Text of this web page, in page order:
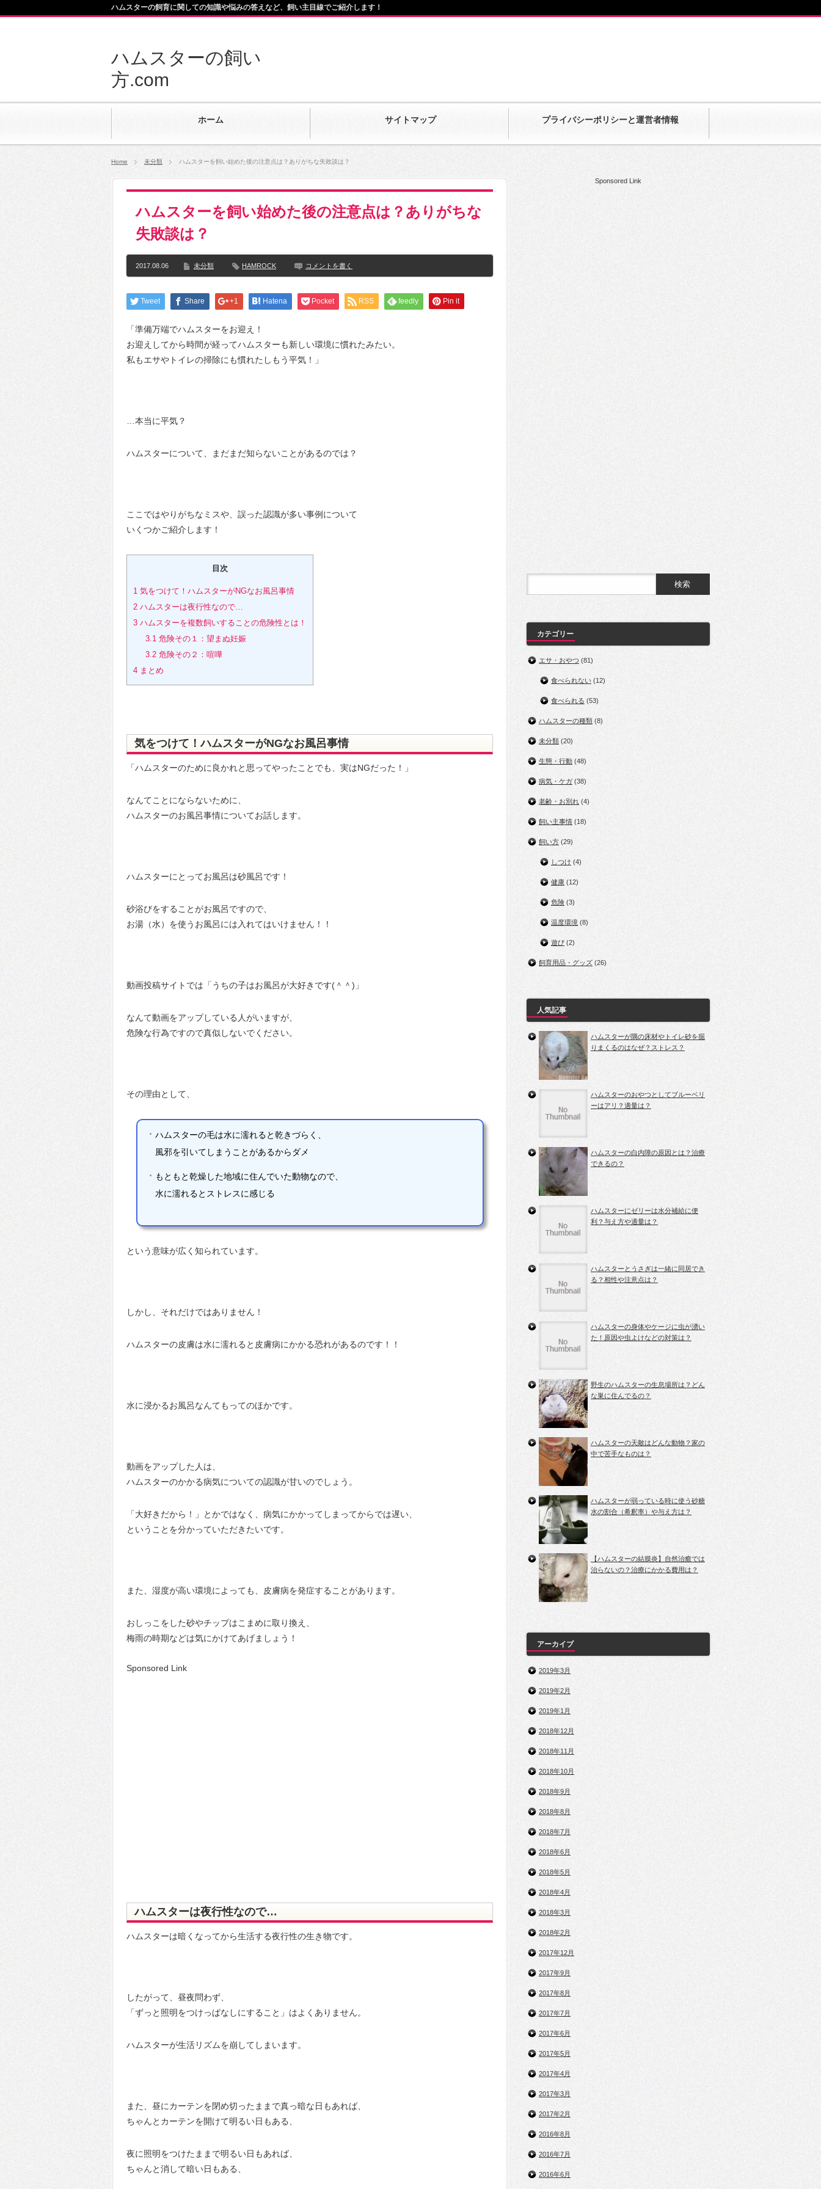
ハムスターの飼い
方.com
ホーム サイトマップ プライバシーポリシーと運営者情報
ハムスターの飼育に関しての知識や悩みの答えなど、飼い主目線でご紹介します！
Home 未分類 ハムスターを飼い始めた後の注意点は？ありがちな失敗談は？
ハムスターを飼い始めた後の注意点は？ありがちな
失敗談は？
2017.08.06 未分類 HAMROCK コメントを書く
Tweet Share +1 Hatena Pocket RSS feedly Pin it
「準備万端でハムスターをお迎え！
お迎えしてから時間が経ってハムスターも新しい環境に慣れたみたい。
私もエサやトイレの掃除にも慣れたしもう平気！」
…本当に平気？
ハムスターについて、まだまだ知らないことがあるのでは？
ここではやりがちなミスや、誤った認識が多い事例について
いくつかご紹介します！
目次
1 気をつけて！ハムスターがNGなお風呂事情
2 ハムスターは夜行性なので…
3 ハムスターを複数飼いすることの危険性とは！
3.1危険その１：望まぬ妊娠
3.2危険その２：喧嘩
4 まとめ
気をつけて！ハムスターがNGなお風呂事情
「ハムスターのために良かれと思ってやったことでも、実はNGだった！」
なんてことにならないために、
ハムスターのお風呂事情についてお話します。
ハムスターにとってお風呂は砂風呂です！
砂浴びをすることがお風呂ですので、
お湯（水）を使うお風呂には入れてはいけません！！
動画投稿サイトでは「うちの子はお風呂が大好きです(＾＾)」
なんて動画をアップしている人がいますが、
危険な行為ですので真似しないでください。
その理由として、
ハムスターの毛は水に濡れると乾きづらく、
風邪を引いてしまうことがあるからダメ
もともと乾燥した地域に住んでいた動物なので、
水に濡れるとストレスに感じる
という意味が広く知られています。
しかし、それだけではありません！
ハムスターの皮膚は水に濡れると皮膚病にかかる恐れがあるのです！！
水に浸かるお風呂なんてもってのほかです。
動画をアップした人は、
ハムスターのかかる病気についての認識が甘いのでしょう。
「大好きだから！」とかではなく、病気にかかってしまってからでは遅い、
ということを分かっていただきたいです。
また、湿度が高い環境によっても、皮膚病を発症することがあります。
おしっこをした砂やチップはこまめに取り換え、
梅雨の時期などは気にかけてあげましょう！
Sponsored Link
ハムスターは夜行性なので…
ハムスターは暗くなってから生活する夜行性の生き物です。
したがって、昼夜問わず、
「ずっと照明をつけっぱなしにすること」はよくありません。
ハムスターが生活リズムを崩してしまいます。
また、昼にカーテンを閉め切ったままで真っ暗な日もあれば、
ちゃんとカーテンを開けて明るい日もある、
夜に照明をつけたままで明るい日もあれば、
ちゃんと消して暗い日もある、
Sponsored Link
カテゴリー
エサ・おやつ (81)
食べられない (12)
食べられる (53)
ハムスターの種類 (8)
未分類 (20)
生態・行動 (48)
病気・ケガ (38)
老齢・お別れ (4)
飼い主事情 (18)
飼い方 (29)
しつけ (4)
健康 (12)
危険 (3)
温度環境 (8)
遊び (2)
飼育用品・グッズ (26)
人気記事
ハムスターが隅の床材やトイレ砂を掘
りまくるのはなぜ？ストレス？
ハムスターのおやつとしてブルーベリ
ーはアリ？適量は？
ハムスターの白内障の原因とは？治療
できるの？
ハムスターにゼリーは水分補給に便
利？与え方や適量は？
ハムスターとうさぎは一緒に同居でき
る？相性や注意点は？
ハムスターの身体やケージに虫が湧い
た！原因や虫よけなどの対策は？
野生のハムスターの生息場所は？どん
な巣に住んでるの？
ハムスターの天敵はどんな動物？家の
中で苦手なものは？
ハムスターが弱っている時に使う砂糖
水の割合（希釈率）や与え方は？
【ハムスターの結膜炎】自然治癒では
治らないの？治療にかかる費用は？
アーカイブ
2019年3月
2019年2月
2019年1月
2018年12月
2018年11月
2018年10月
2018年9月
2018年8月
2018年7月
2018年6月
2018年5月
2018年4月
2018年3月
2018年2月
2017年12月
2017年9月
2017年8月
2017年7月
2017年6月
2017年5月
2017年4月
2017年3月
2017年2月
2016年8月
2016年7月
2016年6月